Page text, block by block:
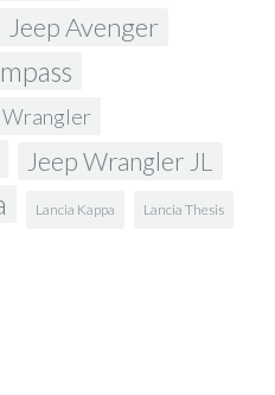
Jeep Avenger
Jeep Wrangler JL
Lancia Kappa Lancia Thesis